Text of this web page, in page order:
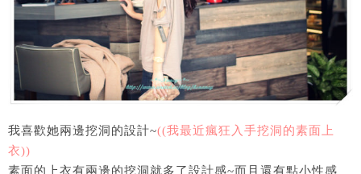
我喜歡她兩邊挖洞的設計~((我最近瘋狂入手挖洞的素面上
衣))
素面的上衣有兩邊的挖洞就多了設計感~而且還有點小性感